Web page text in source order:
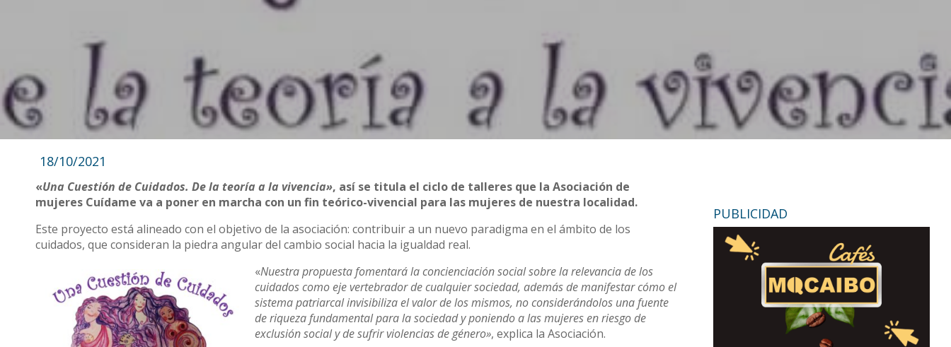
18/10/2021
«Una Cuestión de Cuidados. De la teoría a la vivencia», así se titula el ciclo de talleres que la Asociación de
mujeres Cuídame va a poner en marcha con un fin teórico-vivencial para las mujeres de nuestra localidad.
Este proyecto está alineado con el objetivo de la asociación: contribuir a un nuevo paradigma en el ámbito de los
cuidados, que consideran la piedra angular del cambio social hacia la igualdad real.
«Nuestra propuesta fomentará la concienciación social sobre la relevancia de los
cuidados como eje vertebrador de cualquier sociedad, además de manifestar cómo el
sistema patriarcal invisibiliza el valor de los mismos, no considerándolos una fuente
de riqueza fundamental para la sociedad y poniendo a las mujeres en riesgo de
exclusión social y de sufrir violencias de género», explica la Asociación.
PUBLICIDAD